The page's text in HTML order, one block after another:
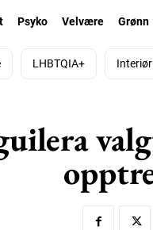
Psyko Velvære Grønn
LHBTQIA+ Interiør